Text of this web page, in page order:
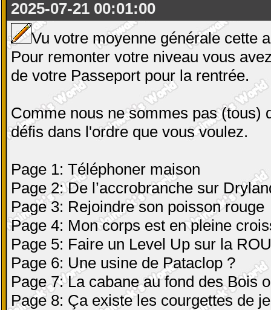
2025-07-21 00:01:00
Vu votre moyenne générale cette
Pour remonter votre niveau vous
de votre Passeport pour la rentrée.
Comme nous ne sommes pas (tous)
défis dans l'ordre que vous voulez.
Page 1: Téléphoner maison
Page 2: De l’accrobranche sur
Page 3: Rejoindre son poisson rouge
Page 4: Mon corps est en pleine
Page 5: Faire un Level Up sur la
Page 6: Une usine de Pataclop ?
Page 7: La cabane au fond des Bois
Page 8: Ça existe les courgettes de